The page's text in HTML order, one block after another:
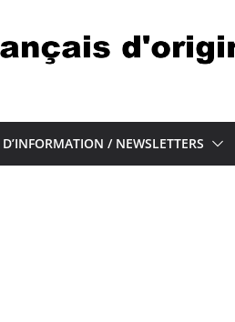
D’INFORMATION / NEWSLETTERS